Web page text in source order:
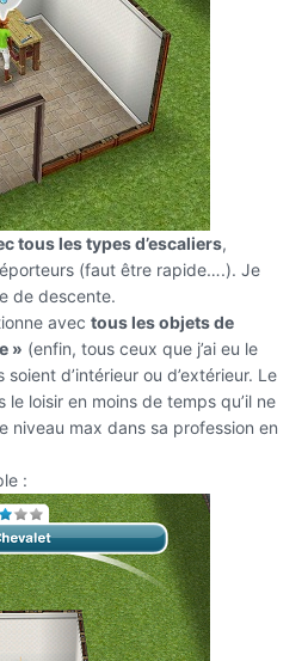
tous les types d’escaliers,
(faut être rapide….). Je
de descente.
avec tous les objets de
» (enfin, tous ceux que j’ai eu le
soient d’intérieur ou d’extérieur. Le
loisir en moins de temps qu’il ne
niveau max dans sa profession en
: